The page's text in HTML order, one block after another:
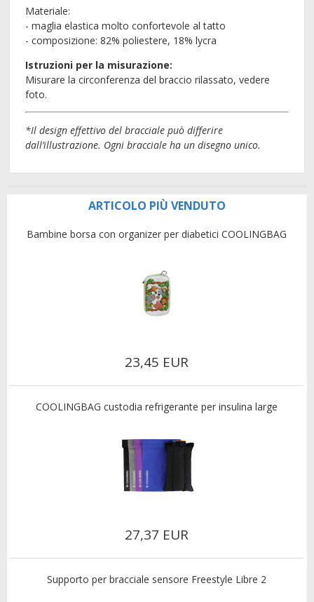
Materiale:
- maglia elastica molto confortevole al tatto
- composizione: 82% poliestere, 18% lycra
Istruzioni per la misurazione:
Misurare la circonferenza del braccio rilassato, vedere
foto.
*Il design effettivo del bracciale può differire
dall’illustrazione. Ogni bracciale ha un disegno unico.
ARTICOLO PIÙ VENDUTO
Bambine borsa con organizer per diabetici COOLINGBAG
23,45 EUR
COOLINGBAG custodia refrigerante per insulina large
27,37 EUR
Supporto per bracciale sensore Freestyle Libre 2